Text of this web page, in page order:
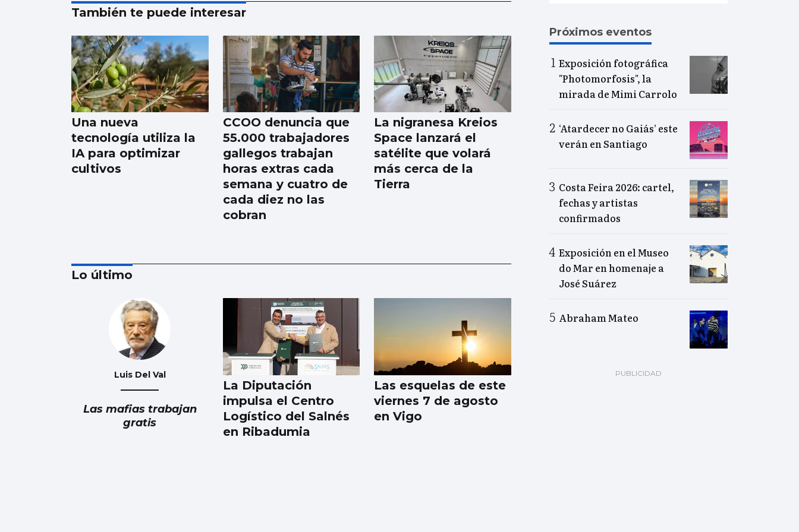
También te puede interesar
Una nueva
tecnología utiliza la
IA para optimizar
cultivos
CCOO denuncia que
55.000 trabajadores
gallegos trabajan
horas extras cada
semana y cuatro de
cada diez no las
cobran
La nigranesa Kreios
Space lanzará el
satélite que volará
más cerca de la
Tierra
Récord de personas
afiliadas en Vigo y
provincia en julio
aunque sube el paro
Lo último
Luis Del Val
Las mafias trabajan
gratis
La Diputación
impulsa el Centro
Logístico del Salnés
en Ribadumia
Las esquelas de este
viernes 7 de agosto
en Vigo
Próximos eventos
Exposición fotográfica
"Photomorfosis", la
mirada de Mimi Carrolo
‘Atardecer no Gaiás’ este
verán en Santiago
Costa Feira 2026: cartel,
fechas y artistas
confirmados
Exposición en el Museo
do Mar en homenaje a
José Suárez
Abraham Mateo